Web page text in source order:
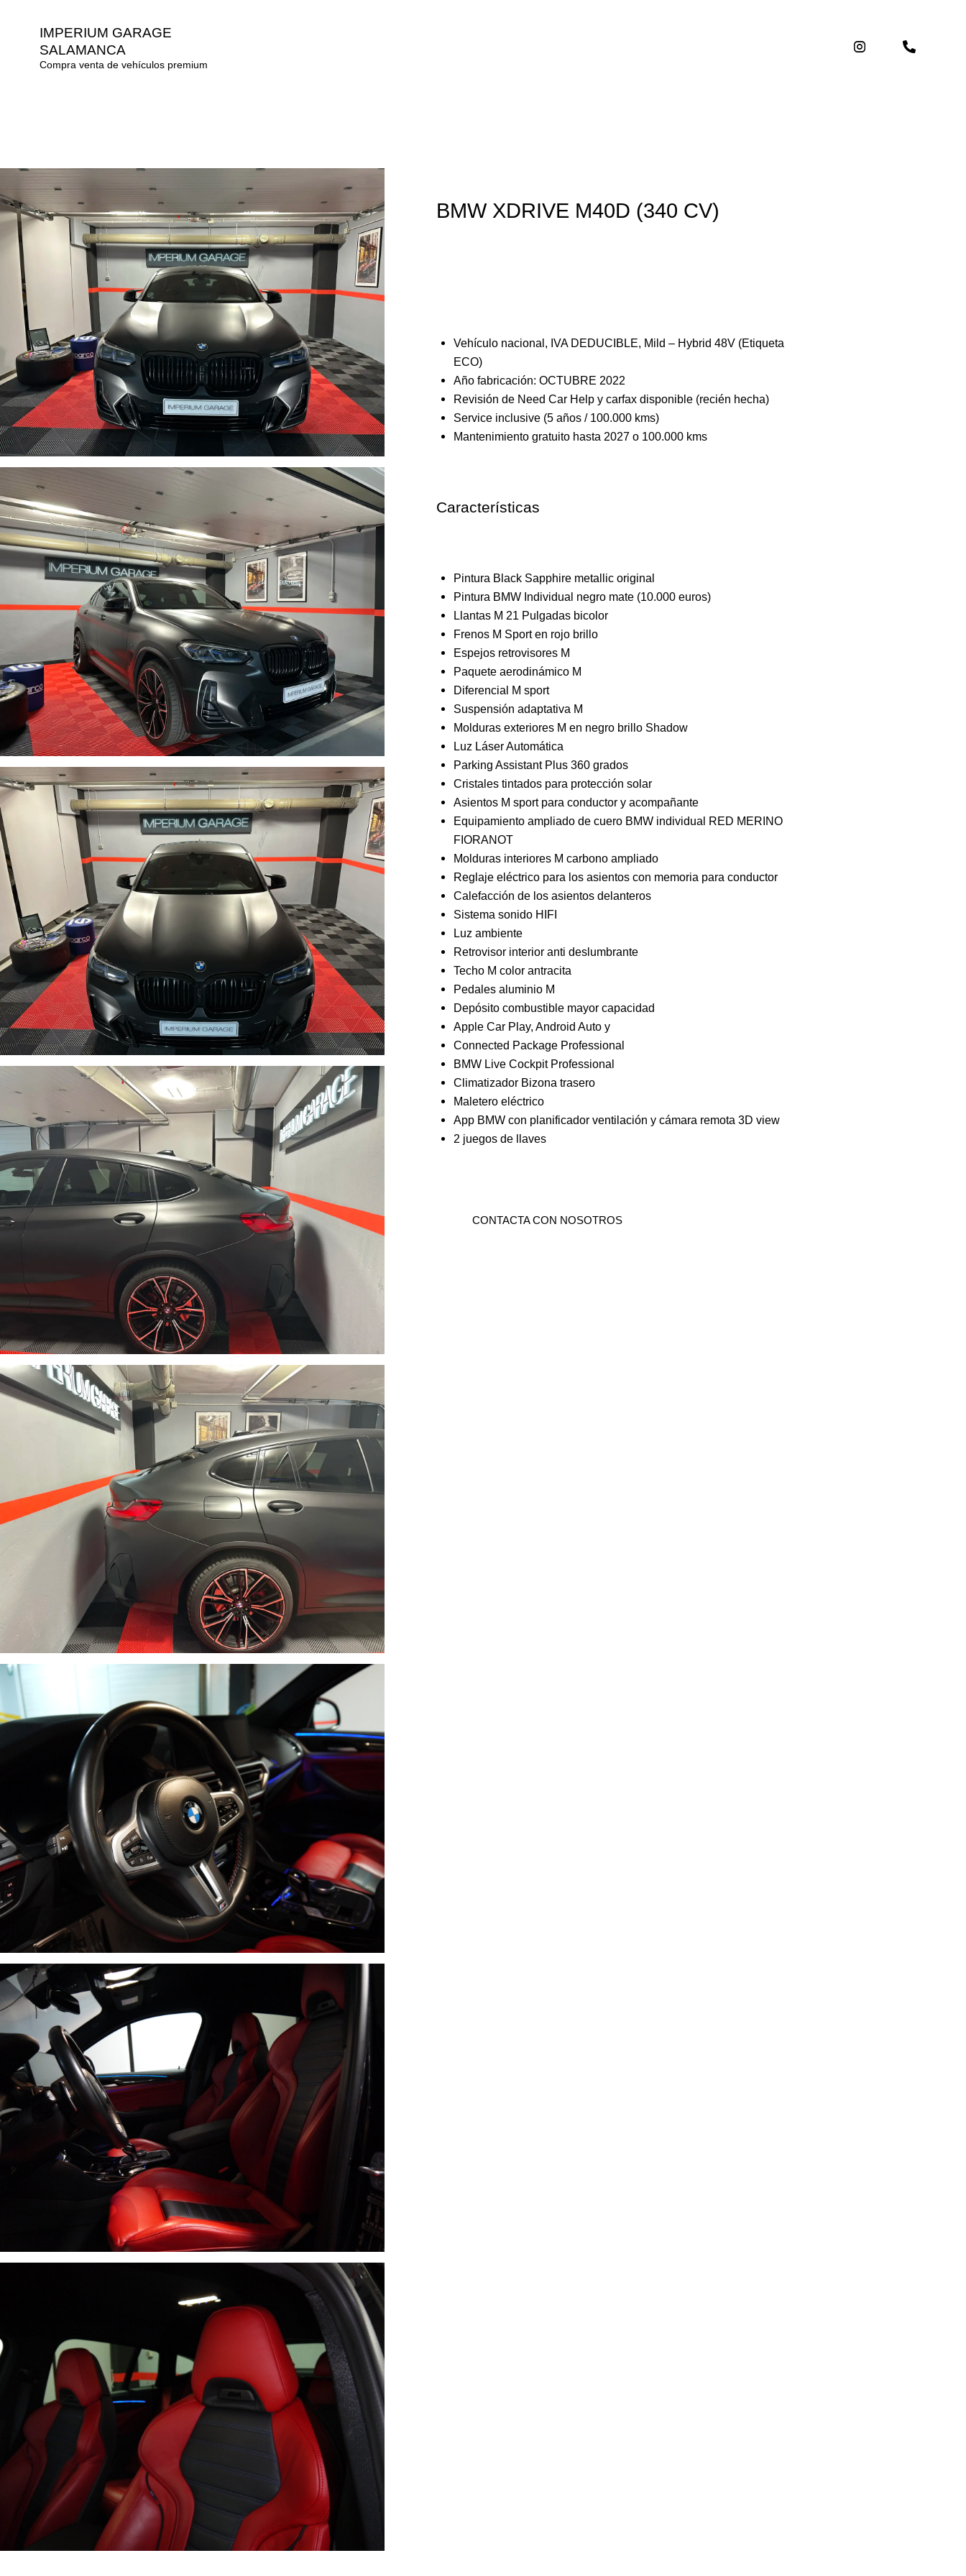
IMPERIUM GARAGE
SALAMANCA
Compra venta de vehículos premium
BMW XDRIVE M40D (340 CV)
Vehículo nacional, IVA DEDUCIBLE, Mild – Hybrid 48V (Etiqueta
ECO)
Año fabricación: OCTUBRE 2022
Revisión de Need Car Help y carfax disponible (recién hecha)
Service inclusive (5 años / 100.000 kms)
Mantenimiento gratuito hasta 2027 o 100.000 kms
Características
Pintura Black Sapphire metallic original
Pintura BMW Individual negro mate (10.000 euros)
Llantas M 21 Pulgadas bicolor
Frenos M Sport en rojo brillo
Espejos retrovisores M
Paquete aerodinámico M
Diferencial M sport
Suspensión adaptativa M
Molduras exteriores M en negro brillo Shadow
Luz Láser Automática
Parking Assistant Plus 360 grados
Cristales tintados para protección solar
Asientos M sport para conductor y acompañante
Equipamiento ampliado de cuero BMW individual RED MERINO
FIORANOT
Molduras interiores M carbono ampliado
Reglaje eléctrico para los asientos con memoria para conductor
Calefacción de los asientos delanteros
Sistema sonido HIFI
Luz ambiente
Retrovisor interior anti deslumbrante
Techo M color antracita
Pedales aluminio M
Depósito combustible mayor capacidad
Apple Car Play, Android Auto y
Connected Package Professional
BMW Live Cockpit Professional
Climatizador Bizona trasero
Maletero eléctrico
App BMW con planificador ventilación y cámara remota 3D view
2 juegos de llaves
CONTACTA CON NOSOTROS